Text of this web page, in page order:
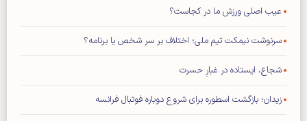
عیب اصلی ورزش ما در کجاست؟
سرنوشت نیمکت تیم ملی؛ اختلاف بر سر شخص یا برنامه؟
شجاع، ایستاده در غبارِ حسرت
زیدان؛ بازگشت اسطوره برای شروع دوباره فوتبال فرانسه